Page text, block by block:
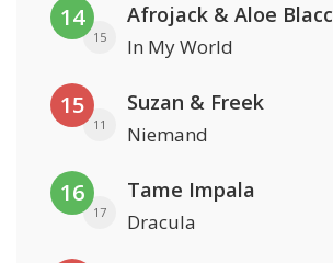
14
15
Afrojack & Aloe Blacc
In My World
15
11
Suzan & Freek
Niemand
16
17
Tame Impala
Dracula